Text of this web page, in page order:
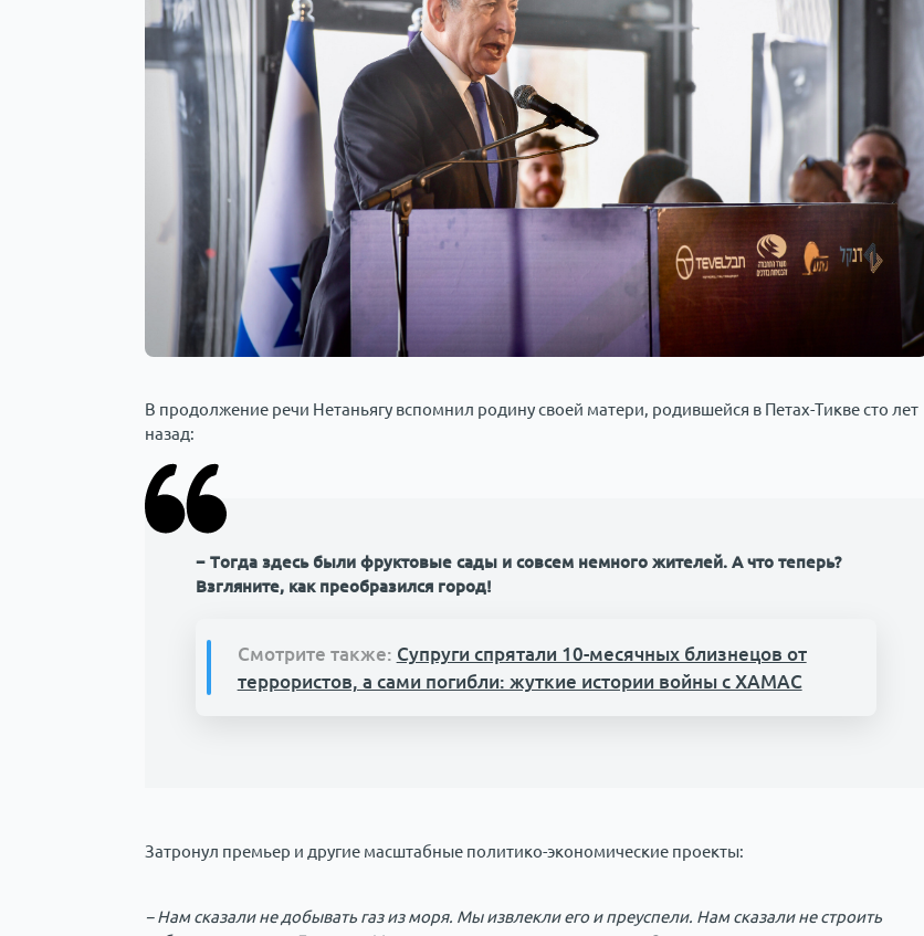
В продолжение речи Нетаньягу вспомнил родину своей матери, родившейся в Петах-Тикве сто лет
назад:
− Тогда здесь были фруктовые сады и совсем немного жителей. А что теперь?
Взгляните, как преобразился город!
Смотрите также: Супруги спрятали 10-месячных близнецов от
террористов, а сами погибли: жуткие истории войны с ХАМАС
Затронул премьер и другие масштабные политико-экономические проекты:
− Нам сказали не добывать газ из моря. Мы извлекли его и преуспели. Нам сказали не строить